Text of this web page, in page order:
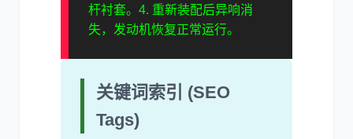
杆衬套。4. 重新装配后异响消
失，发动机恢复正常运行。
关键词索引 (SEO
Tags)